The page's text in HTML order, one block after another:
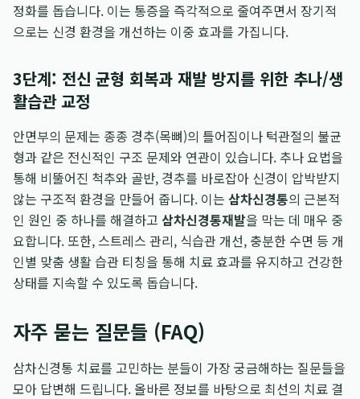
정화를 돕습니다. 이는 통증을 즉각적으로 줄여주면서 장기적
으로는 신경 환경을 개선하는 이중 효과를 가집니다.
3단계: 전신 균형 회복과 재발 방지를 위한 추나/생
활습관 교정
안면부의 문제는 종종 경추(목뼈)의 틀어짐이나 턱관절의 불균
형과 같은 전신적인 구조 문제와 연관이 있습니다. 추나 요법을
통해 비뚤어진 척추와 골반, 경추를 바로잡아 신경이 압박받지
않는 구조적 환경을 만들어 줍니다. 이는 삼차신경통의 근본적
인 원인 중 하나를 해결하고 삼차신경통재발을 막는 데 매우 중
요합니다. 또한, 스트레스 관리, 식습관 개선, 충분한 수면 등 개
인별 맞춤 생활 습관 티칭을 통해 치료 효과를 유지하고 건강한
상태를 지속할 수 있도록 돕습니다.
자주 묻는 질문들 (FAQ)
삼차신경통 치료를 고민하는 분들이 가장 궁금해하는 질문들을
모아 답변해 드립니다. 올바른 정보를 바탕으로 최선의 치료 결